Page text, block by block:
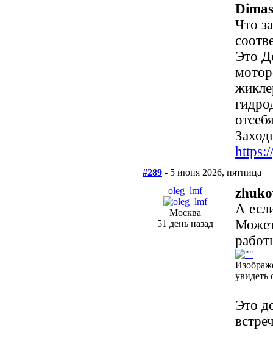
Что
Это
#289 - 5 июня 2026, пятница
oleg_lmf
Москва
51 день назад
А
увидеть
Это